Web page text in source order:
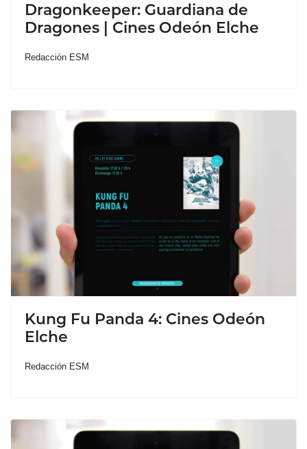
Dragonkeeper: Guardiana de
Dragones | Cines Odeón Elche
Redacción ESM
Kung Fu Panda 4: Cines Odeón
Elche
Redacción ESM